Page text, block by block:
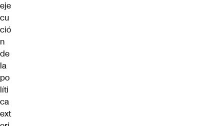
eje
cu
ció
n
de
la
po
líti
ca
ext